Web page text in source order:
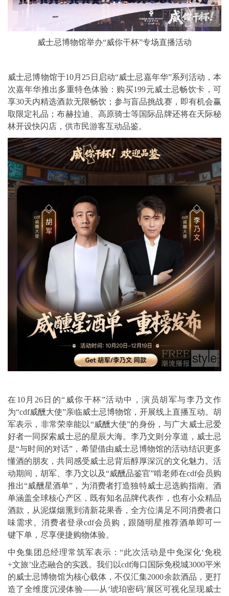
威士忌博物馆举办“威你干杯”专场直播活动
威士忌博物馆于10月25日启动“威士忌嘉年华”系列活动，本
次嘉年华推出多重特色体验：购买199元威士忌畅饮卡，可
享30天内精选酒款无限畅饮；参与盲品挑战赛，即有机会赢
取限定礼品；布赫拉迪、高原骑士等国际品牌还将在天际秘
林开设快闪店，供市民游客互动品鉴。
在10月26日的“威你干杯”活动中，演员胡军与李乃文作
为“cdf威醺大使”亲临威士忌博物馆，开展线上直播互动。胡
军表示，非常荣幸能以“威醺大使”的身份，与广大威士忌爱
好者一同探索威士忌的星辰大海。李乃文则分享道，威士忌
是“与时间的对话”，希望借由威士忌博物馆的活动结识更多
懂酒的朋友，共同感受威士忌背后醇厚深沉的文化魅力。活
动期间，胡军、李乃文以及“威醺品鉴官”啃老师在cdf会员购
推出“威醺星酒单”，为消费者打造独特威士忌选购指南。酒
单涵盖全球核心产区，既有知名品牌代表作，也有小众精品
酒款，从泥煤烟熏到清新花果香，全方位满足不同消费者口
味需求。消费者登录cdf会员购，跟随明星推荐酒单即可一
键下单，尽享便捷购物体验。
中免集团总经理常筑军表示：“此次活动是中免深化‘免税
+文旅’业态融合的实践。我们以cdf海口国际免税城3000平米
的威士忌博物馆为核心载体，不仅汇集2000余款酒品，更打
造了全维度沉浸体验——从‘琥珀密码’展区可视化呈现威士